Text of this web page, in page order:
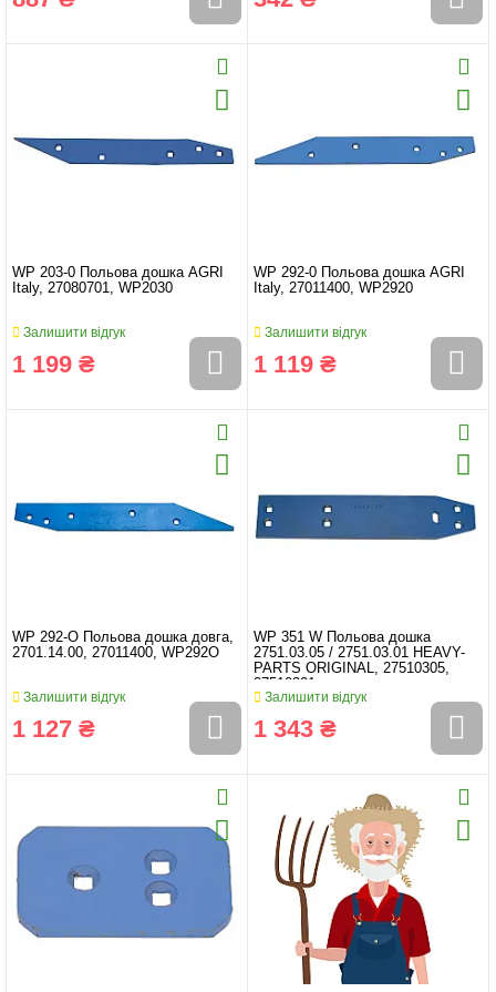
WP 203-0 Польова дошка AGRI
Italy, 27080701, WP2030
Залишити відгук
1 199 ₴
WP 292-0 Польова дошка AGRI
Italy, 27011400, WP2920
Залишити відгук
1 119 ₴
WP 292-O Польова дошка довга,
2701.14.00, 27011400, WP292O
Залишити відгук
1 127 ₴
WP 351 W Польова дошка
2751.03.05 / 2751.03.01 HEAVY-
PARTS ORIGINAL, 27510305,
27510301
Залишити відгук
1 343 ₴